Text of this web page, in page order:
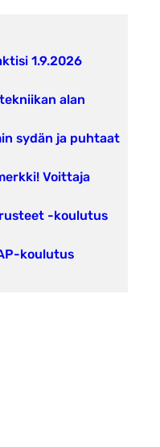
1.9.2026
alan
sydän ja puhtaat
Voittaja
-koulutus
koulutus